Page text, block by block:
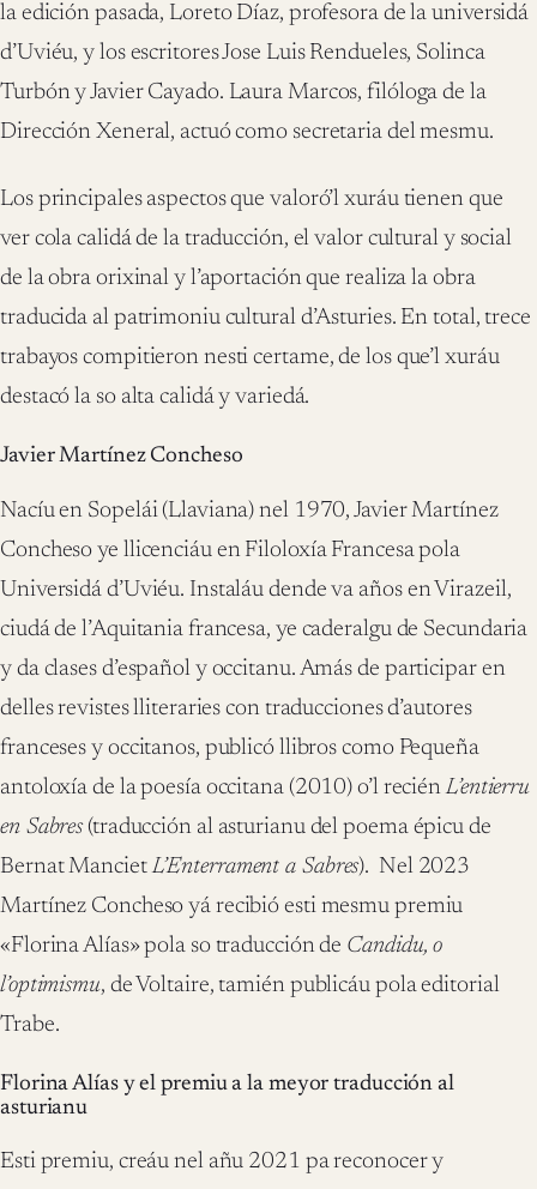
la edición pasada, Loreto Díaz, profesora de la universidá
d’Uviéu, y los escritores Jose Luis Rendueles, Solinca
Turbón y Javier Cayado. Laura Marcos, filóloga de la
Dirección Xeneral, actuó como secretaria del mesmu.
Los principales aspectos que valoró’l xuráu tienen que
ver cola calidá de la traducción, el valor cultural y social
de la obra orixinal y l’aportación que realiza la obra
traducida al patrimoniu cultural d’Asturies. En total, trece
trabayos compitieron nesti certame, de los que’l xuráu
destacó la so alta calidá y variedá.
Javier Martínez Concheso
Nacíu en Sopelái (Llaviana) nel 1970, Javier Martínez
Concheso ye llicenciáu en Filoloxía Francesa pola
Universidá d’Uviéu. Instaláu dende va años en Virazeil,
ciudá de l’Aquitania francesa, ye caderalgu de Secundaria
y da clases d’español y occitanu. Amás de participar en
delles revistes lliteraries con traducciones d’autores
franceses y occitanos, publicó llibros como Pequeña
antoloxía de la poesía occitana (2010) o’l reciénL’entierru
en Sabres(traducción al asturianu del poema épicu de
Bernat MancietL’Enterrament a Sabres). Nel 2023
Martínez Concheso yá recibió esti mesmu premiu
«Florina Alías» pola so traducción de Candidu, o
l’optimismu, de Voltaire, tamién publicáu pola editorial
Trabe.
Florina Alías y el premiu a la meyor traducción al
asturianu
Esti premiu, creáu nel añu 2021 pa reconocer y